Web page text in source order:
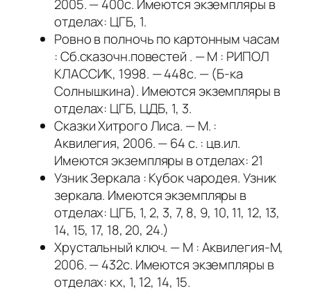
2005. — 400с. Имеются экземпляры в
отделах: ЦГБ, 1.
Ровно в полночь по картонным часам
: Сб.сказочн.повестей . — М : РИПОЛ
КЛАССИК, 1998. — 448с. — (Б-ка
Солнышкина). Имеются экземпляры в
отделах: ЦГБ, ЦДБ, 1, 3.
Сказки Хитрого Лиса. — М. :
Аквилегия, 2006. — 64 с. : цв.ил.
Имеются экземпляры в отделах: 21
Узник Зеркала : Кубок чародея. Узник
зеркала. Имеются экземпляры в
отделах: ЦГБ, 1, 2, 3, 7, 8, 9, 10, 11, 12, 13,
14, 15, 17, 18, 20, 24.)
Хрустальный ключ. — М : Аквилегия-М,
2006. — 432с. Имеются экземпляры в
отделах: кх, 1, 12, 14, 15.